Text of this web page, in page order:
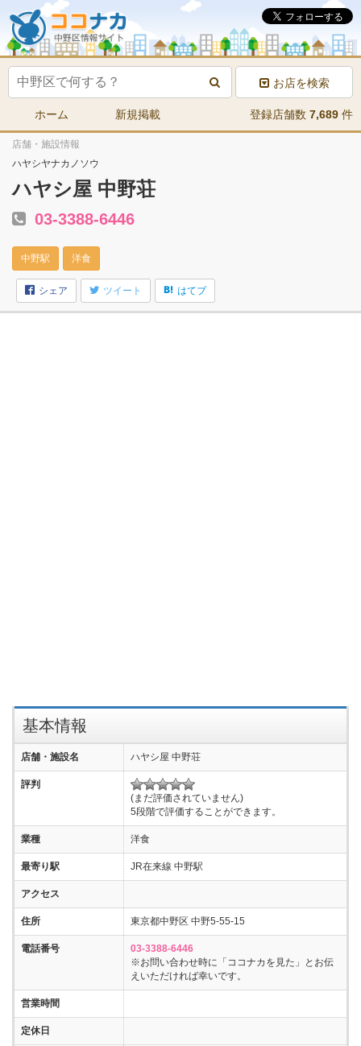
お店を検索
ホーム 新規掲載 登録店舗数 7,689 件
店舗・施設情報
ハヤシヤナカノソウ
ハヤシ屋 中野荘
03-3388-6446
中野駅 洋食
シェア ツイート はてブ
基本情報
店舗・施設名 ハヤシ屋 中野荘
評判
(まだ評価されていません)
5段階で評価することができます。
業種 洋食
最寄り駅 JR在来線 中野駅
アクセス
住所 東京都中野区 中野5-55-15
電話番号
03-3388-6446
※お問い合わせ時に「ココナカを見た」とお伝
えいただければ幸いです。
営業時間
定休日